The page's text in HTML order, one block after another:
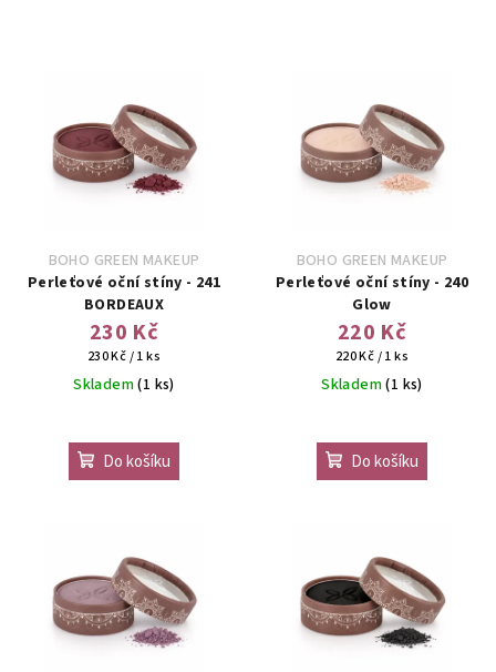
BOHO GREEN MAKEUP
Perleťové oční stíny - 241
BORDEAUX
230 Kč
Měrná
cena:
230 Kč / 1 ks
Skladem(1 ks)
Do košíku
BOHO GREEN MAKEUP
Perleťové oční stíny - 240
Glow
220 Kč
Měrná
cena:
220 Kč / 1 ks
Skladem(1 ks)
Do košíku